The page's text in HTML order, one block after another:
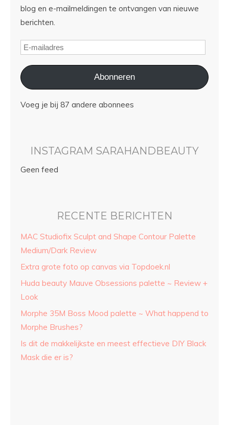
blog en e-mailmeldingen te ontvangen van nieuwe
berichten.
Abonneren
Voeg je bij 87 andere abonnees
INSTAGRAM SARAHANDBEAUTY
Geen feed
RECENTE BERICHTEN
MAC Studiofix Sculpt and Shape Contour Palette
Medium/Dark Review
Extra grote foto op canvas via Topdoek.nl
Huda beauty Mauve Obsessions palette ~ Review +
Look
Morphe 35M Boss Mood palette ~ What happend to
Morphe Brushes?
Is dit de makkelijkste en meest effectieve DIY Black
Mask die er is?